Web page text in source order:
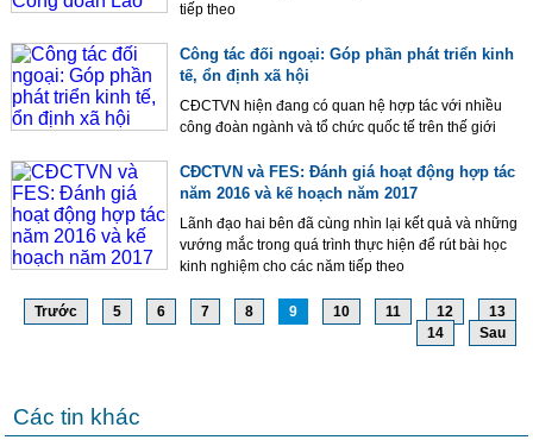
tiếp theo
Công tác đối ngoại: Góp phần phát triển kinh
tế, ổn định xã hội
CĐCTVN hiện đang có quan hệ hợp tác với nhiều
công đoàn ngành và tổ chức quốc tế trên thế giới
CĐCTVN và FES: Đánh giá hoạt động hợp tác
năm 2016 và kế hoạch năm 2017
Lãnh đạo hai bên đã cùng nhìn lại kết quả và những
vướng mắc trong quá trình thực hiện để rút bài học
kinh nghiệm cho các năm tiếp theo
Trước 5 6 7 8 9 10 11 12
13
14
Sau
Các tin khác